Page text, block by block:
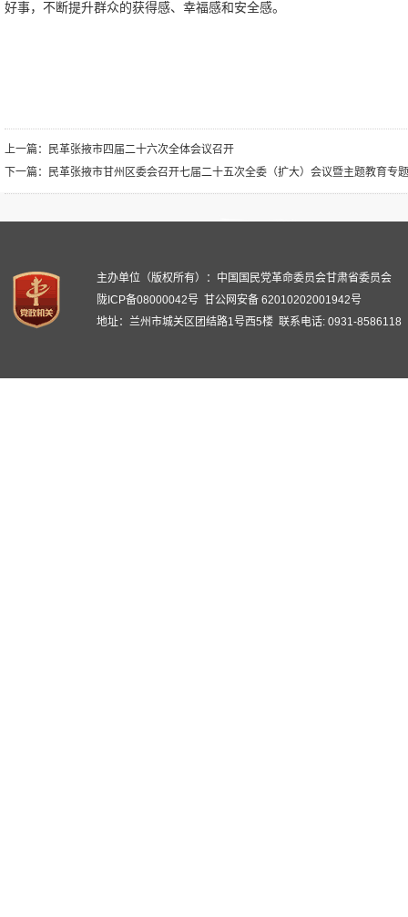
好事，不断提升群众的获得感、幸福感和安全感。
上一篇：
民革张掖市四届二十六次全体会议召开
下一篇：
民革张掖市甘州区委会召开七届二十五次全委（扩大）会议暨主题教育专
主办单位（版权所有）：中国国民党革命委员会甘肃省委员会
陇ICP备08000042号 甘公网安备 62010202001942号
地址：兰州市城关区团结路1号西5楼 联系电话: 0931-8586118